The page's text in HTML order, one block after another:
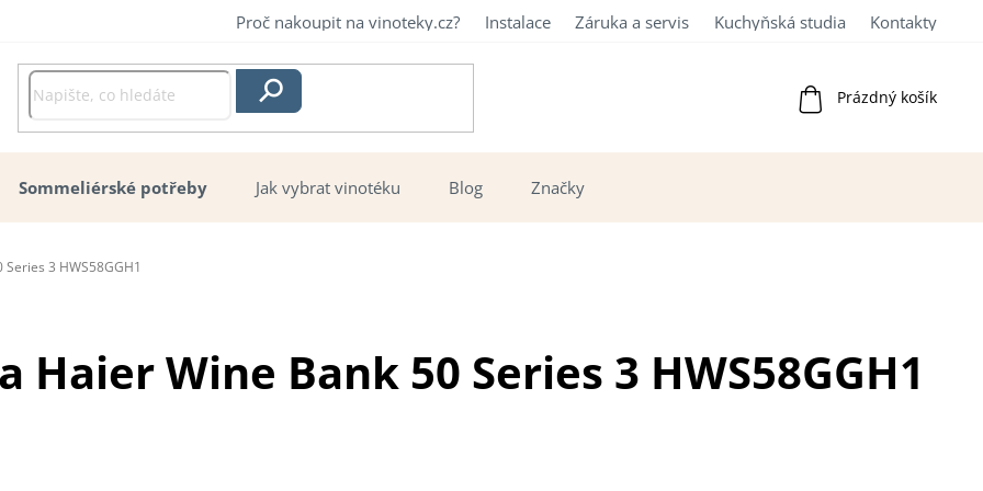
Proč nakoupit na vinoteky.cz? Instalace Záruka a servis Kuchyňská studia Kontakty
Hledat
Nákupní
Prázdný košík
Sommeliérské potřeby Jak vybrat vinotéku Blog Značky
3 HWS58GGH1
Wine Bank 50 Series 3 HWS58GGH1